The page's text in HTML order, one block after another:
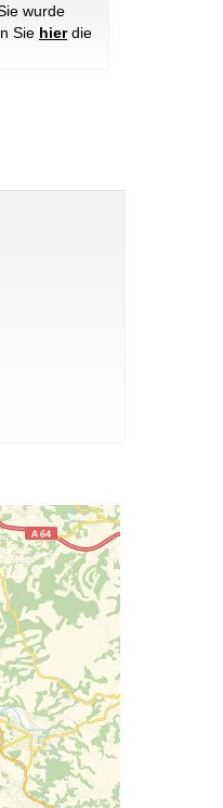
wurde
Sie hierdie